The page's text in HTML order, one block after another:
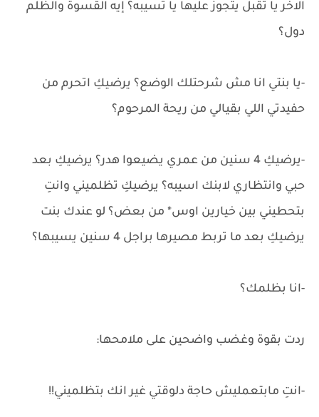
الاخر يا تقبل يتجوز عليها يا تسيبه؟ إيه القسوة والظلم
دول؟
-يا بنتي انا مش شرحتلك الوضع؟ يرضيكِ اتحرم من
حفيدتي اللي بقيالي من ريحة المرحوم؟
-يرضيكِ 4 سنين من عمري يضيعوا هدر؟ يرضيكِ بعد
حبي وانتظاري لابنك اسيبه؟ يرضيكِ تظلميني وانتِ
بتحطيني بين خيارين اوس* من بعض؟ لو عندك بنت
يرضيكِ بعد ما تربط مصيرها براجل 4 سنين يسيبها؟
-انا بظلمك؟
ردت بقوة وغضب واضحين على ملامحها:
-انتِ مابتعمليش حاجة دلوقتي غير انك بتظلميني!!